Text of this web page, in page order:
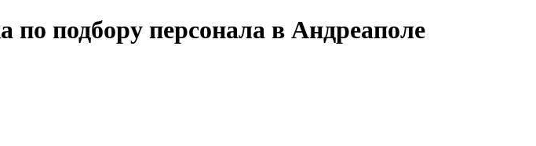
подбору персонала в Андреаполе